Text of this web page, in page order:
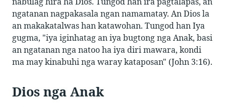
ngatanan nagpakasala ngan namamatay. An Dios la
an makakatalwas han katawohan. Tungod han Iya
gugma, "iya iginhatag an iya bugtong nga Anak, basi
an ngatanan nga natoo ha iya diri mawara, kondi
ma may kinabuhi nga waray kataposan" (John 3:16).
Dios nga Anak